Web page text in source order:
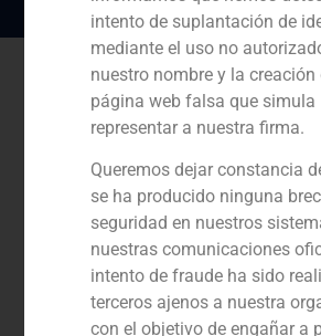
intento de suplantación de
mediante el uso no
nuestro nombre y la creación
página web falsa que simula
representar a nuestra firma.
Queremos dejar constancia
se ha producido ninguna
seguridad en nuestros
nuestras comunicaciones
intento de fraude ha sido
terceros ajenos a nuestra
con el objetivo de engañar a